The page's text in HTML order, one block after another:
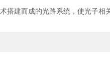
建而成的光路系统，使光子相